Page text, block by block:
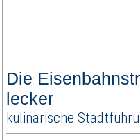
Die
lecker
kulinarische